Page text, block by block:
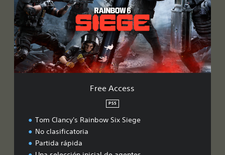
A
c
c
e
s
s
Free Access
PS5
Tom Clancy's Rainbow Six Siege
No clasificatoria
Partida rápida